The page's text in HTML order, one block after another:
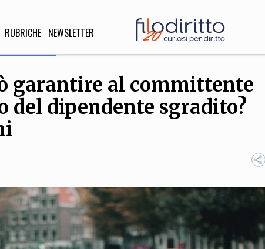
RUBRICHE NEWSLETTER
Attualità,
Lavoro, Esteri
DIRITTO
E FILOSOFIA
storiche,
Religione
INNOVAZIONE
Scienze informatiche,
Architettura, Ingegneria
garantire al committente
del dipendente sgradito?